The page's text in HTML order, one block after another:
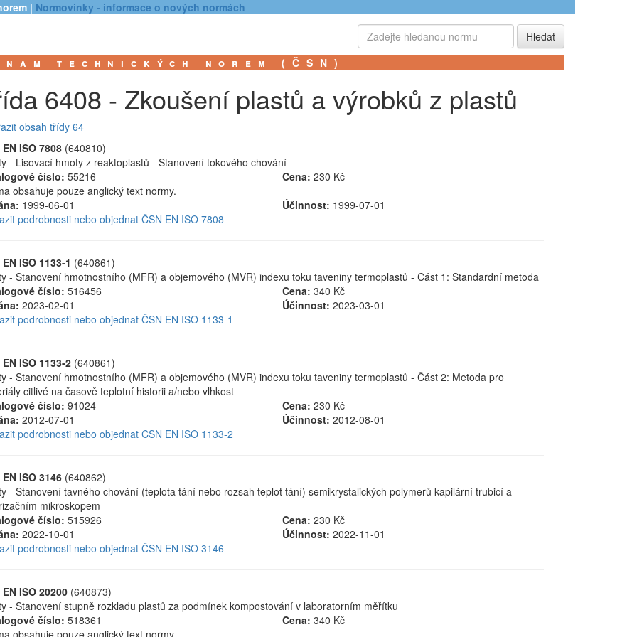
| Normovinky - informace o nových normách
technických norem (ČSN)
6408 - Zkoušení plastů a výrobků z plastů
obsah třídy 64
EN ISO 7808(640810)
- Lisovací hmoty z reaktoplastů - Stanovení tokového chování
číslo: 55216 Cena: 230 Kč
obsahuje pouze anglický text normy.
1999-06-01 Účinnost: 1999-07-01
podrobnosti nebo objednat ČSN EN ISO 7808
ISO 1133-1 (640861)
- Stanovení hmotnostního (MFR) a objemového (MVR) indexu toku taveniny termoplastů - Část 1: Standardní metoda
číslo: 516456 Cena: 340 Kč
2023-02-01 Účinnost: 2023-03-01
podrobnosti nebo objednat ČSN EN ISO 1133-1
EN ISO 1133-2(640861)
- Stanovení hmotnostního (MFR) a objemového (MVR) indexu toku taveniny termoplastů - Část 2: Metoda pro
citlivé na časově teplotní historii a/nebo vlhkost
číslo: 91024 Cena: 230 Kč
2012-07-01 Účinnost: 2012-08-01
podrobnosti nebo objednat ČSN EN ISO 1133-2
EN ISO 3146(640862)
- Stanovení tavného chování (teplota tání nebo rozsah teplot tání) semikrystalických polymerů kapilární trubicí a
mikroskopem
číslo: 515926 Cena: 230 Kč
2022-10-01 Účinnost: 2022-11-01
podrobnosti nebo objednat ČSN EN ISO 3146
EN ISO 20200(640873)
- Stanovení stupně rozkladu plastů za podmínek kompostování v laboratorním měřítku
číslo: 518361 Cena: 340 Kč
obsahuje pouze anglický text normy.